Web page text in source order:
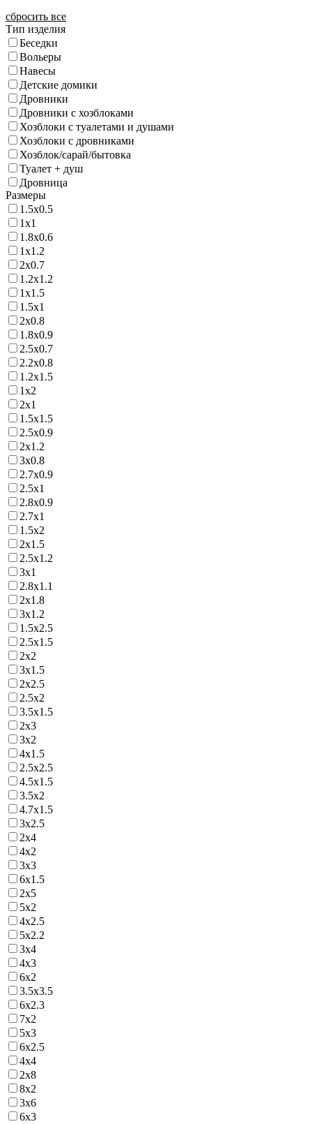
сбросить все
Тип изделия
Беседки
Вольеры
Навесы
Детские домики
Дровники
Дровники с хозблоками
Хозблоки с туалетами и душами
Хозблоки с дровниками
Хозблок/сарай/бытовка
Туалет + душ
Дровница
Размеры
1.5х0.5
1х1
1.8х0.6
1х1.2
2х0.7
1.2х1.2
1х1.5
1.5х1
2х0.8
1.8х0.9
2.5х0.7
2.2х0.8
1.2х1.5
1х2
2х1
1.5х1.5
2.5х0.9
2х1.2
3х0.8
2.7х0.9
2.5х1
2.8х0.9
2.7х1
1.5х2
2х1.5
2.5х1.2
3х1
2.8х1.1
2х1.8
3х1.2
1.5х2.5
2.5х1.5
2х2
3х1.5
2х2.5
2.5х2
3.5х1.5
2х3
3х2
4х1.5
2.5х2.5
4.5х1.5
3.5х2
4.7х1.5
3х2.5
2х4
4х2
3х3
6х1.5
2х5
5х2
4х2.5
5х2.2
3х4
4х3
6х2
3.5х3.5
6х2.3
7х2
5х3
6х2.5
4х4
2х8
8х2
3х6
6х3